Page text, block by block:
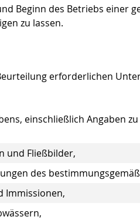
Beginn des Betriebs einer
zu lassen.
erforderlichen
einschließlich Angaben
und Fließbilder,
des
Immissionen,